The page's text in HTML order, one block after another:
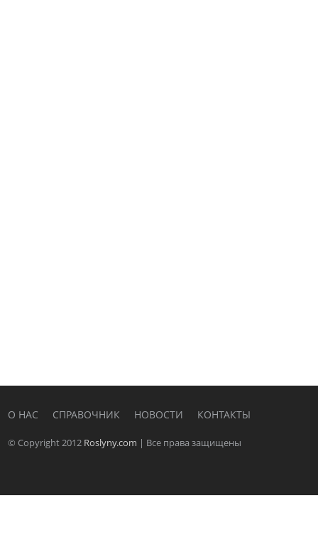
О НАС СПРАВОЧНИК НОВОСТИ КОНТАКТЫ
© Copyright 2012 Roslyny.com | Все права защищены